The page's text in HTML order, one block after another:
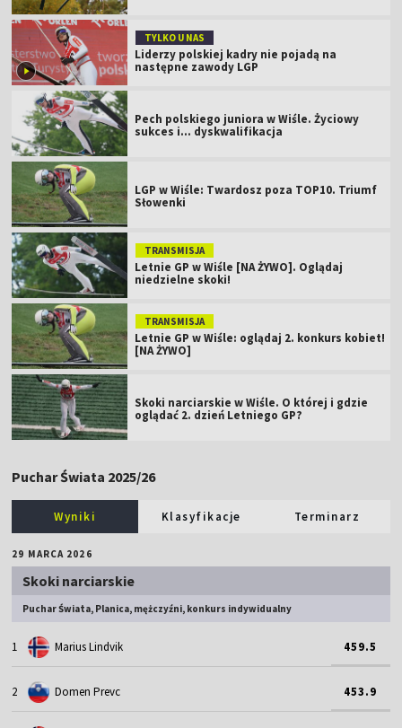
TYLKO U NAS
Liderzy polskiej kadry nie pojadą na
następne zawody LGP
Pech polskiego juniora w Wiśle. Życiowy
sukces i... dyskwalifikacja
LGP w Wiśle: Twardosz poza TOP10. Triumf
Słowenki
TRANSMISJA
Letnie GP w Wiśle [NA ŻYWO]. Oglądaj
niedzielne skoki!
TRANSMISJA
Letnie GP w Wiśle: oglądaj 2. konkurs kobiet!
[NA ŻYWO]
Skoki narciarskie w Wiśle. O której i gdzie
oglądać 2. dzień Letniego GP?
Puchar Świata 2025/26
Wyniki Klasyfikacje Terminarz
29 MARCA 2026
Skoki narciarskie
Puchar Świata, Planica, mężczyźni, konkurs indywidualny
1 Marius Lindvik 459.5
2 Domen Prevc 453.9